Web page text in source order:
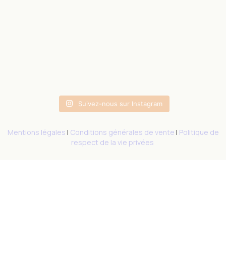
Suivez-nous sur Instagram
Mentions légales | Conditions générales de vente | Politique de
respect de la vie privées